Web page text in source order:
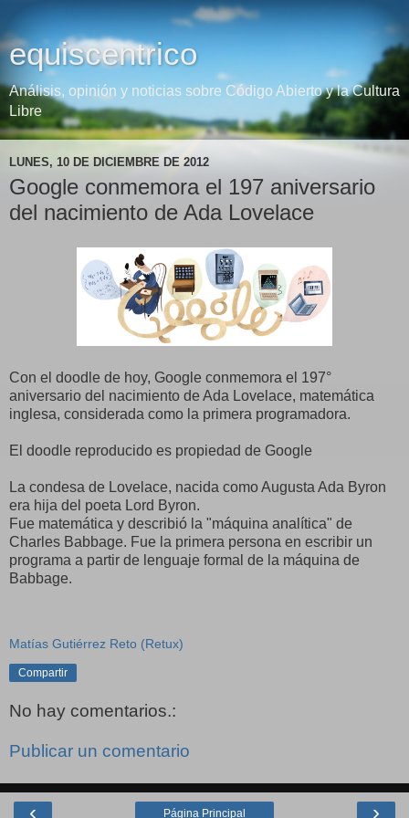
equiscentrico
Análisis, opinión y noticias sobre Código Abierto y la Cultura
Libre
LUNES, 10 DE DICIEMBRE DE 2012
Google conmemora el 197 aniversario
del nacimiento de Ada Lovelace
Con el doodle de hoy, Google conmemora el 197°
aniversario del nacimiento de Ada Lovelace, matemática
inglesa, considerada como la primera programadora.
El doodle reproducido es propiedad de Google
La condesa de Lovelace, nacida como Augusta Ada Byron
era hija del poeta Lord Byron.
Fue matemática y describió la "máquina analítica" de
Charles Babbage. Fue la primera persona en escribir un
programa a partir de lenguaje formal de la máquina de
Babbage.
Matías Gutiérrez Reto (Retux)
Compartir
No hay comentarios.:
Publicar un comentario
‹ ›
Página Principal